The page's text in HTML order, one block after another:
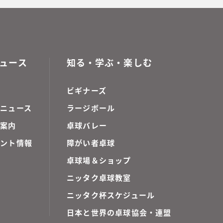
ース
ュース
内
ト情報
知る・学ぶ・楽しむ
ビギナーズ
ラージボール
卓球バレー
障がい者卓球
卓球場＆ショップ
ニッタク卓球教室
ニッタク杯スケジュール
日本と世界の卓球協会・連盟